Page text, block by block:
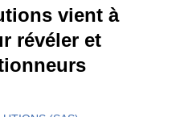
vient à
révéler et